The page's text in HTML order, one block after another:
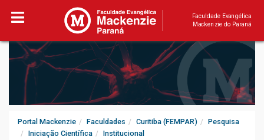
Faculdade Evangélica
Mackenzie do Paraná
Portal Mackenzie Faculdades Curitiba (FEMPAR)
Pesquisa
Iniciação Científica
Institucional